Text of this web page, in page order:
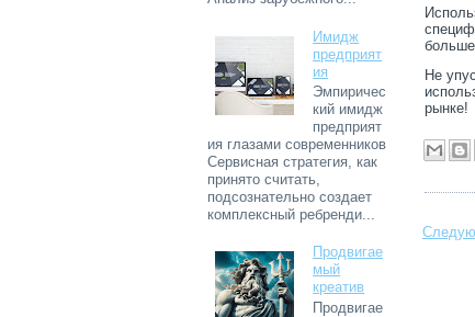
Имидж
предприят
ия
Эмпиричес
кий имидж
предприят
ия глазами современников
Сервисная стратегия, как
принято считать,
подсознательно создает
комплексный ребренди...
Продвигае
мый
креатив
Продвигае
Не
рынке!